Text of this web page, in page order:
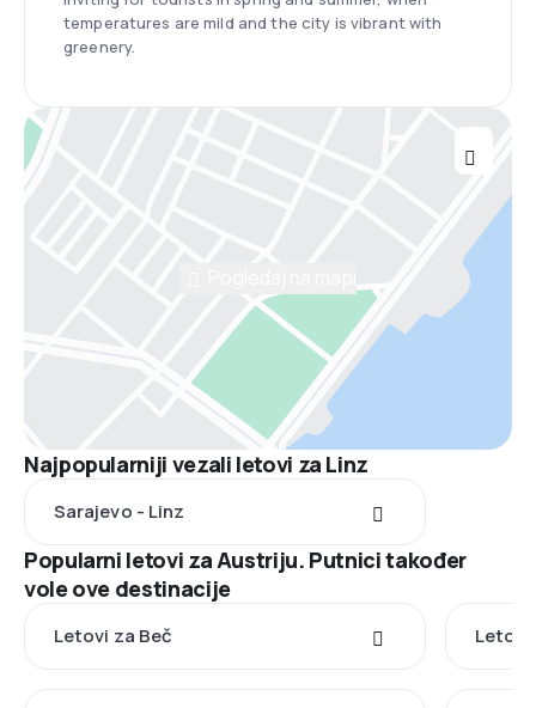
temperatures are mild and the city is vibrant with
greenery.
Najpopularniji vezali letovi za Linz
Sarajevo - Linz
Popularni letovi za Austriju. Putnici također
vole ove destinacije
Letovi za Beč Letovi